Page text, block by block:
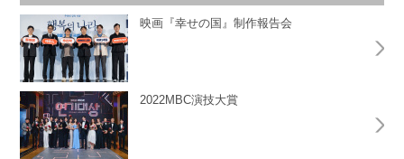
映画『幸せの国』制作報告会
2022MBC演技大賞